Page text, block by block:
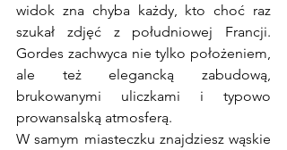
widok zna chyba każdy, kto choć raz
szukał zdjęć z południowej Francji.
Gordes zachwyca nie tylko położeniem,
ale też elegancką zabudową,
brukowanymi uliczkami i typowo
prowansalską atmosferą.
W samym miasteczku znajdziesz wąskie